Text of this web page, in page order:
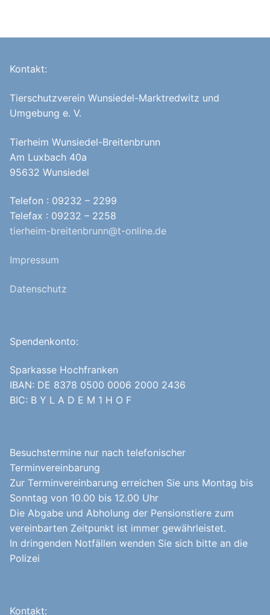
Kontakt:
Tierschutzverein Wunsiedel-Marktredwitz und
Umgebung e. V.
Tierheim Wunsiedel-Breitenbrunn
Am Luxbach 40a
95632 Wunsiedel
Telefon : 09232 – 2299
Telefax : 09232 – 2258
tierheim-breitenbrunn@t-online.de
Impressum
Datenschutz
Spendenkonto:
Sparkasse Hochfranken
IBAN: DE 8378 0500 0006 2000 2436
BIC: B Y L A D E M 1 H O F
Besuchstermine nur nach telefonischer
Terminvereinbarung
Zur Terminvereinbarung erreichen Sie uns Montag bis
Sonntag von 10.00 bis 12.00 Uhr
Die Abgabe und Abholung der Pensionstiere zum
vereinbarten Zeitpunkt ist immer gewährleistet.
In dringenden Notfällen wenden Sie sich bitte an die
Polizei
Kontakt: